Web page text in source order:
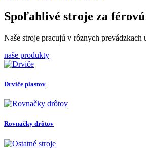
Spoľahlivé stroje za férovú
Naše stroje pracujú v rôznych
naše produkty
Drviče plastov
Rovnačky drôtov